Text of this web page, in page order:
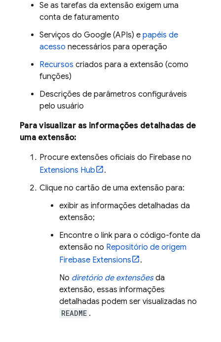
Se as tarefas da extensão exigem uma
conta de faturamento
Serviços do Google (APIs) e papéis de
acesso necessários para operação
Recursos criados para a extensão (como
funções)
Descrições de parâmetros configuráveis
pelo usuário
Para visualizar as informações detalhadas de
uma extensão:
Procure extensões oficiais do Firebase no
Extensions Hub
.
Clique no cartão de uma extensão para:
exibir as informações detalhadas da
extensão;
Encontre o link para o código-fonte da
extensão no Repositório de origem
Firebase Extensions
.
No diretório de extensõesda
extensão, essas informações
detalhadas podem ser visualizadas no
README .